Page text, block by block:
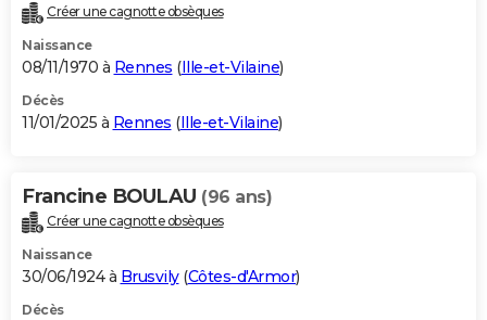
Destinations
City break
Voyage nature
Voyage de noces
Forum
Climat
+PHOTO
GUIDES D'ACHAT
BONS PLANS
Carte de Noël
Carte Bonne année
Carte Saint-Valentin
Carte Pâques
Carte d'anniversaire
DICTIONNAIRE
Dictionnaire
Biographies
Citations
Expressions
Proverbes
PROGRAMME TV
Créer une cagnotte obsèques
Naissance
08/11/1970 à Rennes (Ille-et-Vilaine)
Décès
11/01/2025 à Rennes (Ille-et-Vilaine)
Francine BOULAU (96 ans)
Créer une cagnotte obsèques
Naissance
30/06/1924 à Brusvily(Côtes-d'Armor)
Décès